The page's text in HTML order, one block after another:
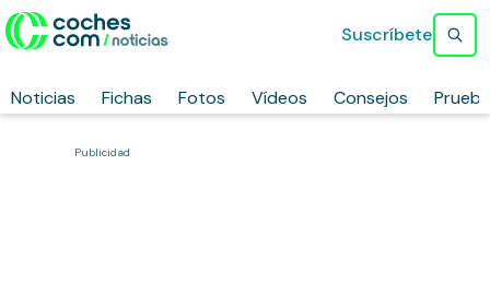
Noticias Fichas Fotos Vídeos Consejos
Suscríbete
Publicidad